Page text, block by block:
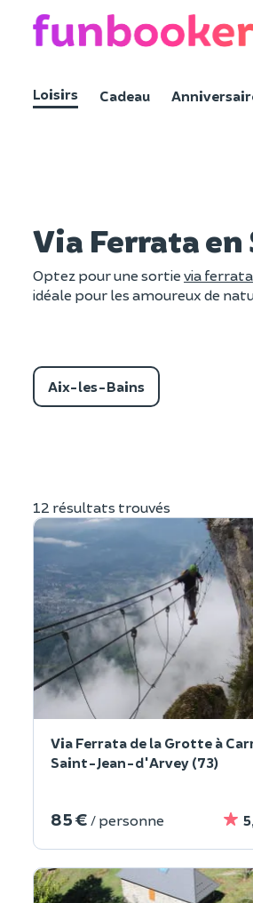
Loisirs Cadeau
Via Ferrata en
Optez pour une sortie via ferrata
idéale pour les amoureux de
Aix-les-Bains
12 résultats trouvés
Via Ferrata de la Grotte à
Saint-Jean-d'Arvey (73)
85 € / personne